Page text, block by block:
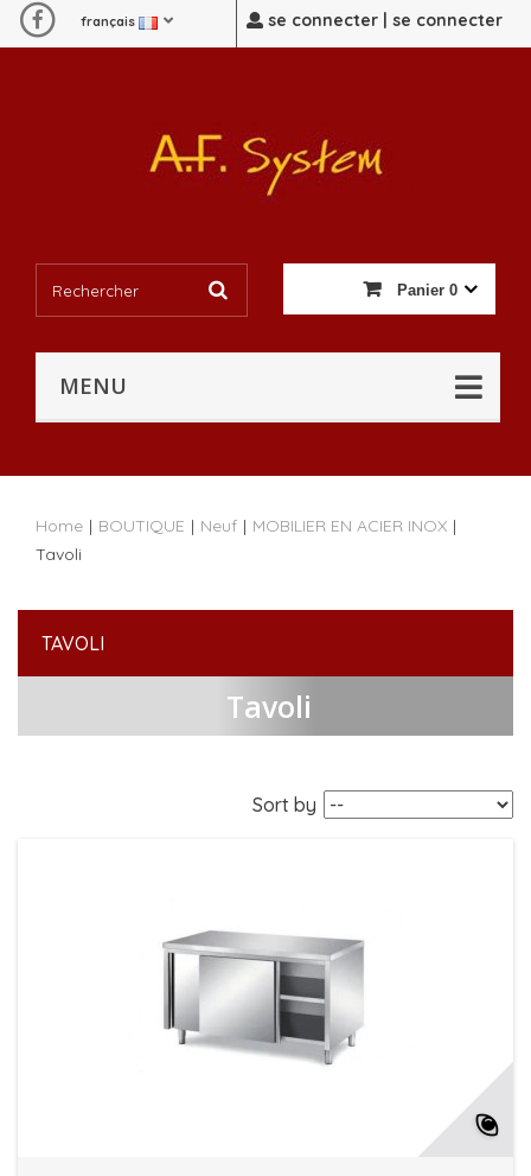
se connecter | se connecter
français
Panier 0
MENU
Home | BOUTIQUE | Neuf | MOBILIER EN ACIER INOX |
Tavoli
TAVOLI
Tavoli
Sort by